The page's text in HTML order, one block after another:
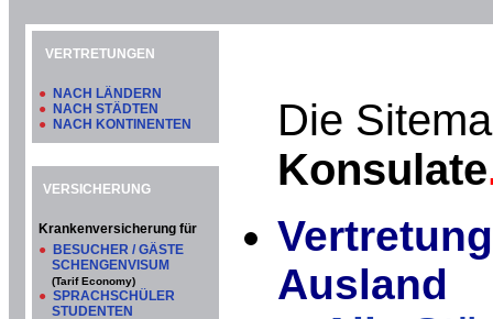
VERTRETUNGEN
● NACH LÄNDERN
● NACH STÄDTEN
● NACH KONTINENTEN
VERSICHERUNG
Krankenversicherung für
● BESUCHER / GÄSTE
SCHENGENVISUM
(Tarif Economy)
● SPRACHSCHÜLER
STUDENTEN
Die
Konsulate
Ausland